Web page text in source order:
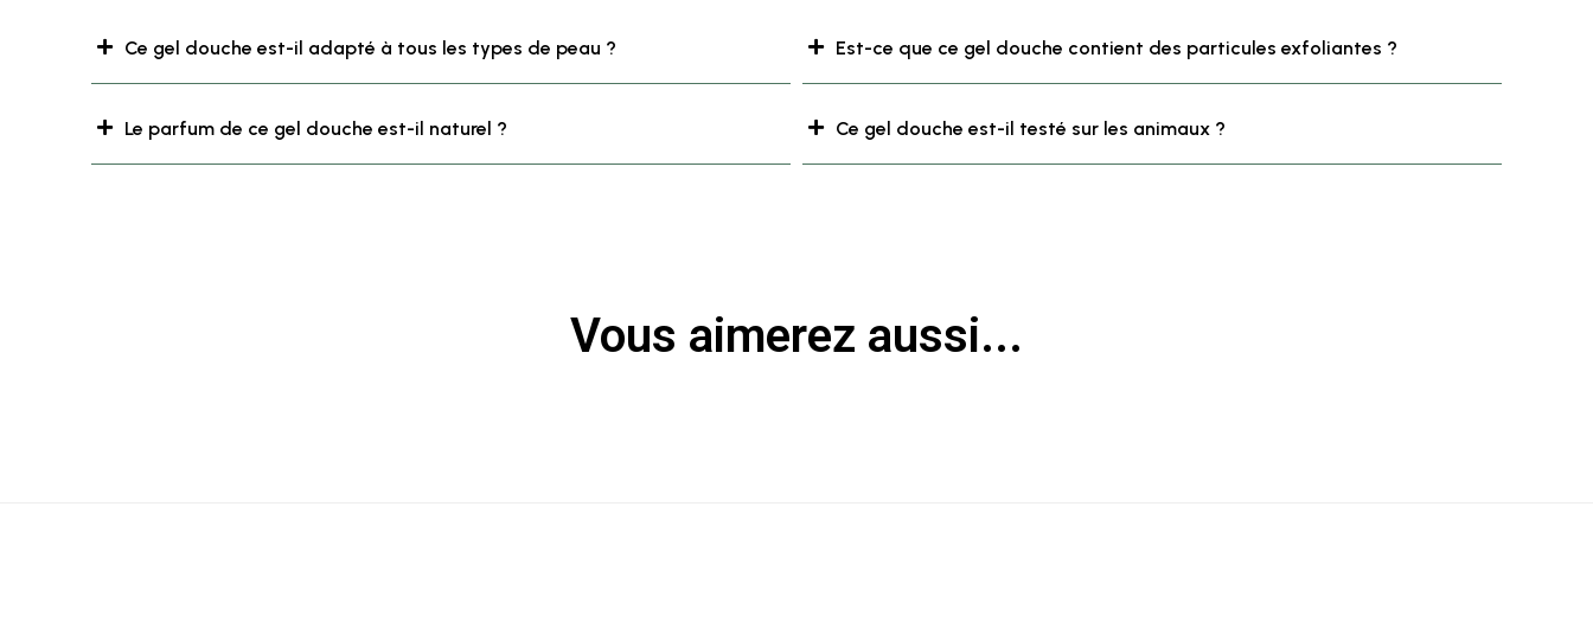
Ce gel douche est-il adapté à tous les types de peau ?
Le parfum de ce gel douche est-il naturel ?
Est-ce que ce gel douche contient des particules exfoliantes ?
Ce gel douche est-il testé sur les animaux ?
Vous aimerez aussi...